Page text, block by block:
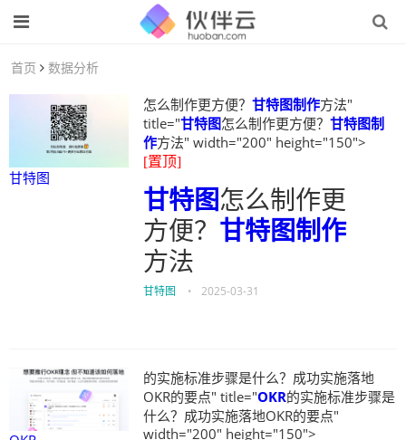
首页 数据分析
甘特图
怎么制作更方便？ 甘特图制作方法"
title="甘特图怎么制作更方便？ 甘特图制
作方法" width="200" height="150">
[置顶]
甘特图怎么制作更
方便？ 甘特图制作
方法
甘特图 • 2025-03-31
的实施标准步骤是什么？成功实施落地
OKR的要点" title="OKR的实施标准步骤是
什么？成功实施落地OKR的要点"
width="200" height="150">